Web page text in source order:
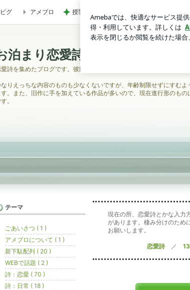
ピグ アメブロ 授乳に頼れない完ミママの食事
泊まり恋愛詩
詩を集めたブログです。彼氏視点です。
りえっちな内容のものも少なくないですが、年齢制限せずにすむ
す。また、旧作に手を加えている作品が多いので、現在進行形のも
。
現在の所、恋愛詩とかな入力
があります。棲み分けのため
お願いします。
恋愛詩 ／
テーマ
ごあいさつ ( 1 )
アメブロについて ( 1 )
新下駄配列 ( 20 )
WEBで話題 ( 2 )
詩：恋愛 ( 70 )
詩：日常 ( 18 )